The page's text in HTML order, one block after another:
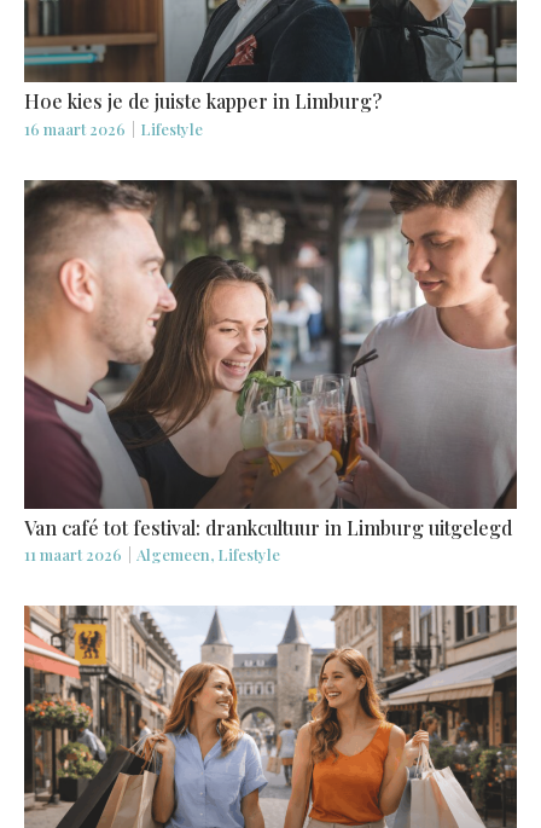
Hoe kies je de juiste kapper in Limburg?
16 maart 2026 Lifestyle
Van café tot festival: drankcultuur in Limburg uitgelegd
11 maart 2026 Algemeen, Lifestyle